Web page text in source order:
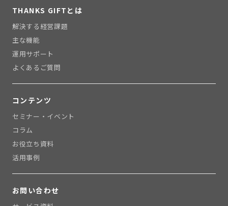
THANKS GIFTとは
解決する経営課題
主な機能
運用サポート
よくあるご質問
コンテンツ
セミナー・イベント
コラム
お役立ち資料
活用事例
お問い合わせ